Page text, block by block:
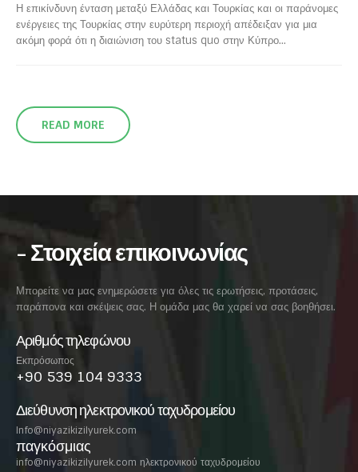
Η επικίνδυνη ένταση μεταξύ Ελλάδας και Τουρκίας και οι παράνομες
ενέργειες της Τουρκίας στην ευρύτερη περιοχή απέδειξαν για μια
ακόμη φορά ότι η διαιώνιση του status quo στην Κύπρο...
READ MORE
- Στοιχεία επικοινωνίας
Μπορείτε να μας ενημερώσετε για όλες τις ερωτήσεις, προτάσεις,
παράπονα και σκέψεις σας. Η ομάδα μας θα χαρεί να σας βοηθήσει.
Αριθμός τηλεφώνου
Εκπρόσωπος
+90 539 104 9333
Διεύθυνση ηλεκτρονικού ταχυδρομείου
Info@niyazikizilyurek.com
παγκόσμιας
info@niyazikizilyurek.com ηλεκτρονικού ταχυδρομείου